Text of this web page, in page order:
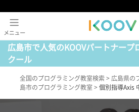
広島市で人気のKOOVパートナープ
クール
全国のプログラミング教室検索 > 広島県の
島市のプログラミング教室 > 個別指導Axis